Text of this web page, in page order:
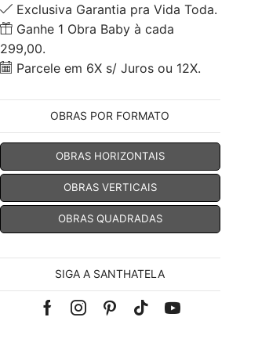
Exclusiva Garantia pra Vida Toda.
Ganhe 1 Obra Baby à cada
299,00.
Parcele em 6X s/ Juros ou 12X.
OBRAS POR FORMATO
OBRAS HORIZONTAIS
OBRAS VERTICAIS
OBRAS QUADRADAS
SIGA A SANTHATELA
FacebookInstagramPinterest
Tik-Youtube